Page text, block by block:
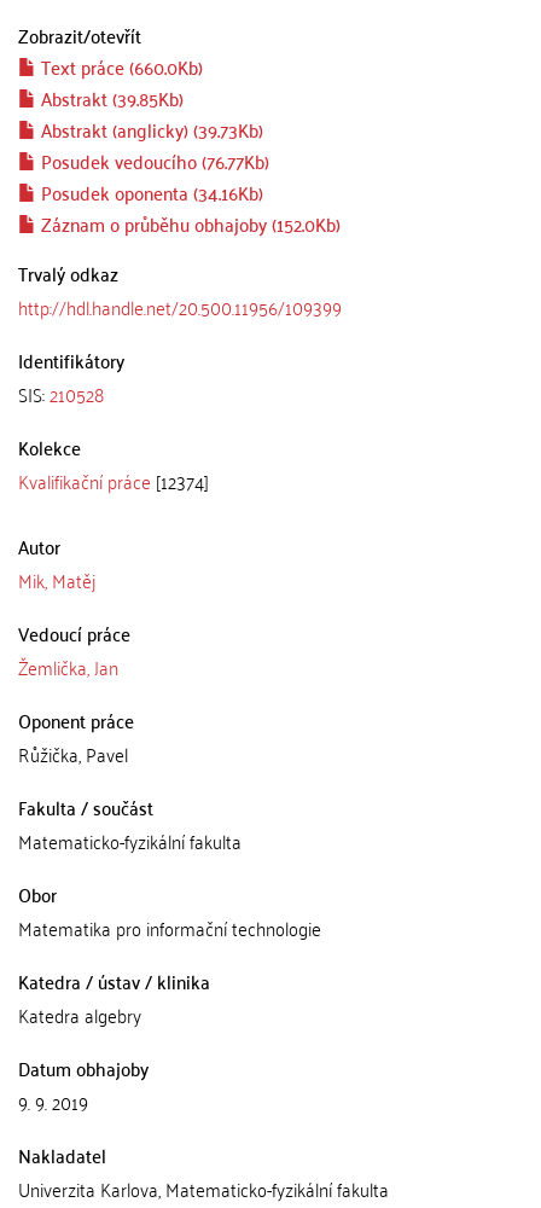
Zobrazit/otevřít
Text práce (660.0Kb)
Abstrakt (39.85Kb)
Abstrakt (anglicky) (39.73Kb)
Posudek vedoucího (76.77Kb)
Posudek oponenta (34.16Kb)
Záznam o průběhu obhajoby (152.0Kb)
Trvalý odkaz
http://hdl.handle.net/20.500.11956/109399
Identifikátory
SIS:210528
Kolekce
Kvalifikační práce [12374]
Autor
Mik, Matěj
Vedoucí práce
Žemlička, Jan
Oponent práce
Růžička, Pavel
Fakulta / součást
Matematicko-fyzikální fakulta
Obor
Matematika pro informační technologie
Katedra / ústav / klinika
Katedra algebry
Datum obhajoby
9. 9. 2019
Nakladatel
Univerzita Karlova, Matematicko-fyzikální fakulta